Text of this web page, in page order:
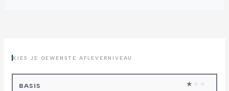
KIES JE GEWENSTE AFLEVERNIVEAU
BASIS ★